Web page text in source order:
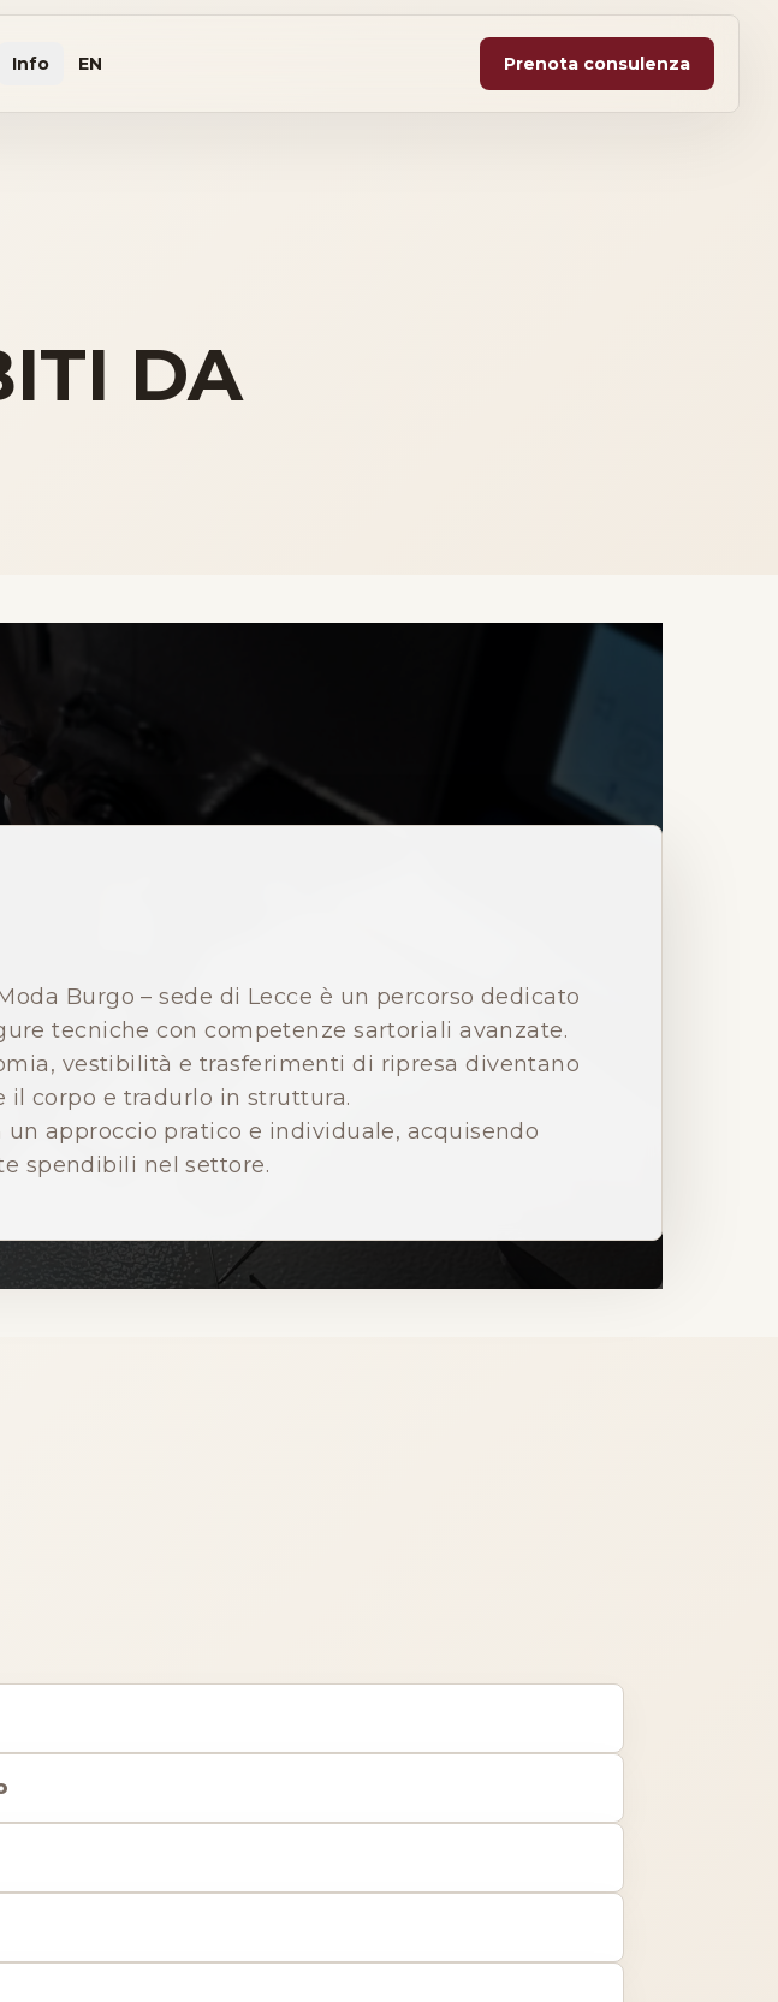
Info EN Prenota consulenza
DA
Burgo – sede di Lecce è un percorso dedicato
tecniche con competenze sartoriali avanzate.
vestibilità e trasferimenti di ripresa diventano
corpo e tradurlo in struttura.
approccio pratico e individuale, acquisendo
spendibili nel settore.